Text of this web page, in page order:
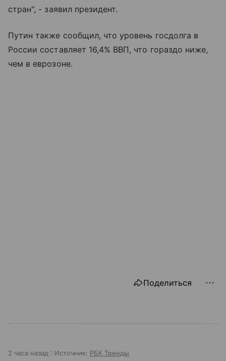
стран", - заявил президент.
Путин также сообщил, что уровень госдолга в
России составляет 16,4% ВВП, что гораздо ниже,
чем в еврозоне.
Поделиться
2 часа назад Источник: РБК Тренды